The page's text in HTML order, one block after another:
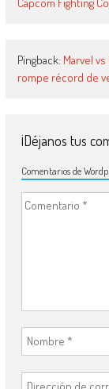
Pingback: Marvel
rompe récord de
¡Déjanos tus
Comentarios de